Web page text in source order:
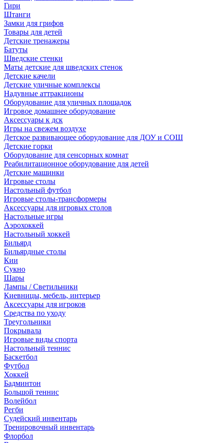
Гири
Штанги
Замки для грифов
Товары для детей
Детские тренажеры
Батуты
Шведские стенки
Маты детские для шведских стенок
Детские качели
Детские уличные комплексы
Надувные аттракционы
Оборудование для уличных площадок
Игровое домашнее оборудование
Аксессуары к дск
Игры на свежем воздухе
Детское развивающее оборудование для ДОУ и СОШ
Детские горки
Оборудование для сенсорных комнат
Реабилитационное оборудование для детей
Детские машинки
Игровые столы
Настольный футбол
Игровые столы-трансформеры
Аксессуары для игровых столов
Настольные игры
Аэрохоккей
Настольный хоккей
Бильярд
Бильярдные столы
Кии
Сукно
Шары
Лампы / Светильники
Киевницы, мебель, интерьер
Аксессуары для игроков
Средства по уходу
Треугольники
Покрывала
Игровые виды спорта
Настольный теннис
Баскетбол
Футбол
Хоккей
Бадминтон
Большой теннис
Волейбол
Регби
Судейский инвентарь
Тренировочный инвентарь
Флорбол